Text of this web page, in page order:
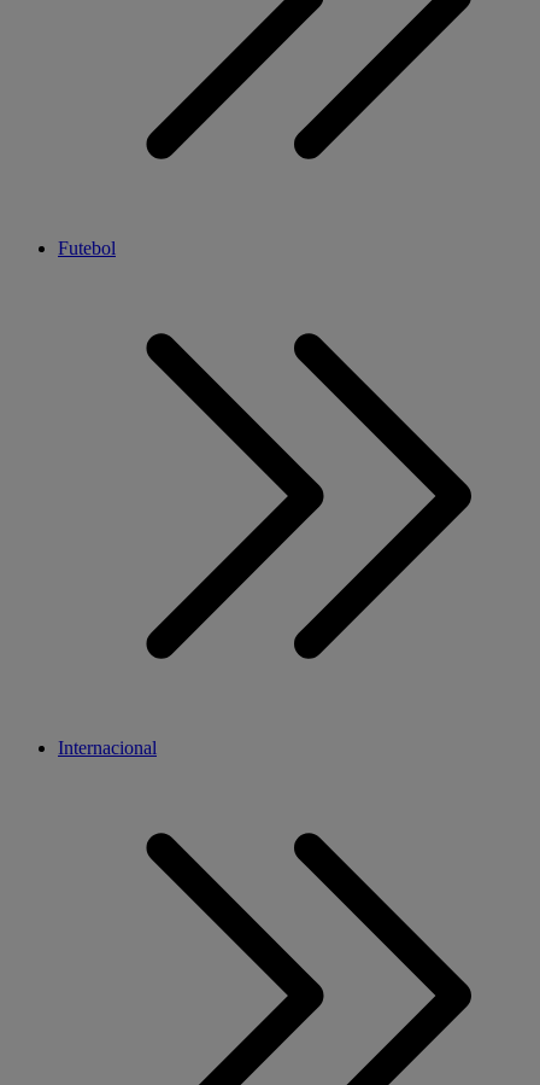
Futebol
Internacional